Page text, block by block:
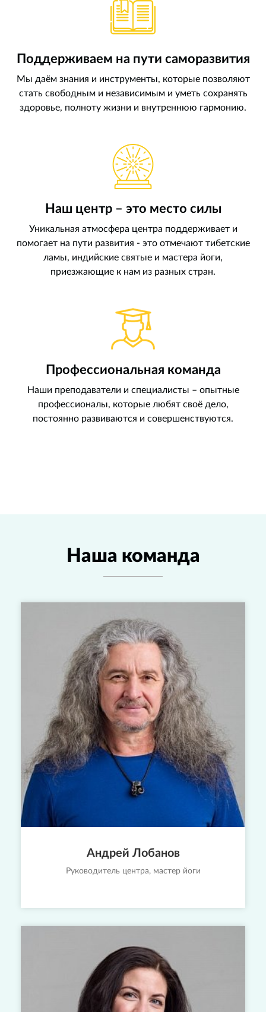
Поддерживаем на пути саморазвития
Мы даём знания и инструменты, которые позволяют
стать свободным и независимым и уметь сохранять
здоровье, полноту жизни и внутреннюю гармонию.
Наш центр – это место силы
Уникальная атмосфера центра поддерживает и
помогает на пути развития - это отмечают тибетские
ламы, индийские святые и мастера йоги,
приезжающие к нам из разных стран.
Профессиональная команда
Наши преподаватели и специалисты – опытные
профессионалы, которые любят своё дело,
постоянно развиваются и совершенствуются.
Наша команда
Андрей Лобанов
Руководитель центра, мастер йоги